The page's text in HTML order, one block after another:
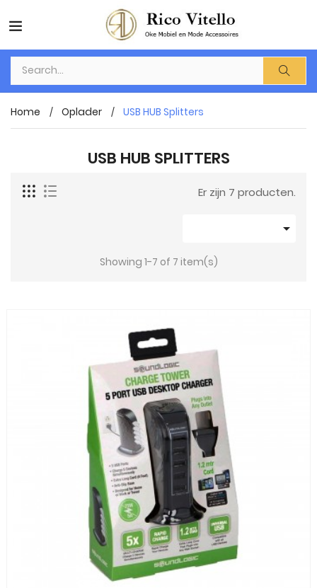
Home Oplader USB HUB Splitters
USB HUB SPLITTERS
Er zijn 7 producten.

Showing 1-7 of 7 item(s)